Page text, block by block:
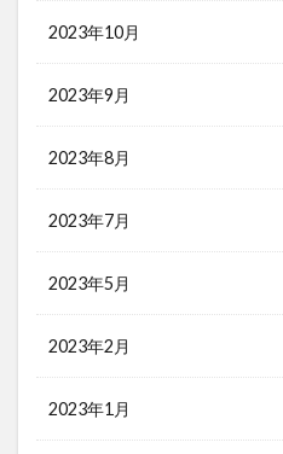
2023年10月
2023年9月
2023年8月
2023年7月
2023年5月
2023年2月
2023年1月